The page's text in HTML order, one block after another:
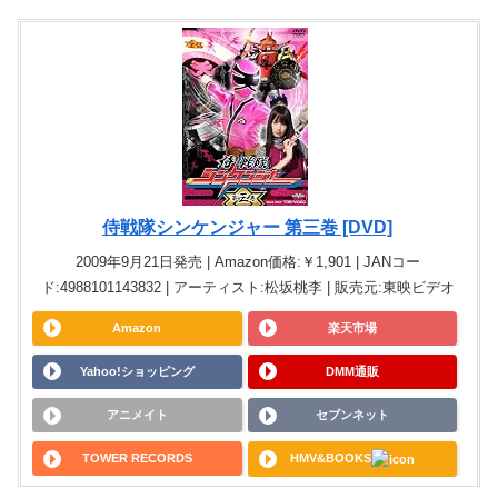
侍戦隊シンケンジャー 第三巻 [DVD]
2009年9月21日発売 | Amazon価格:￥1,901 | JANコー
ド:4988101143832 | アーティスト:松坂桃李 | 販売元:東映ビデオ
Amazon 楽天市場
Yahoo!ショッピング DMM通販
アニメイト セブンネット
TOWER RECORDS HMV&BOOKS